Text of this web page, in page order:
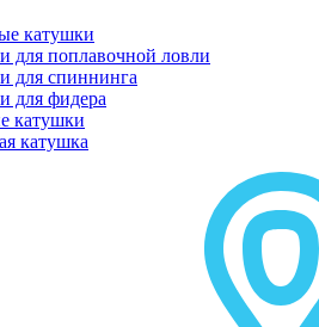
катушки
для поплавочной ловли
для спиннинга
для фидера
катушки
катушка